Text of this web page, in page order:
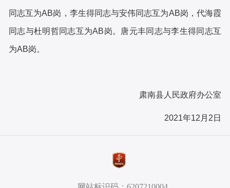
同志互为AB岗，李生得同志与安伟同志互为AB岗，代海霞
同志与杜明哲同志互为AB岗。唐元丰同志与李生得同志互
为AB岗。
肃南县人民政府办公室
2021年12月2日